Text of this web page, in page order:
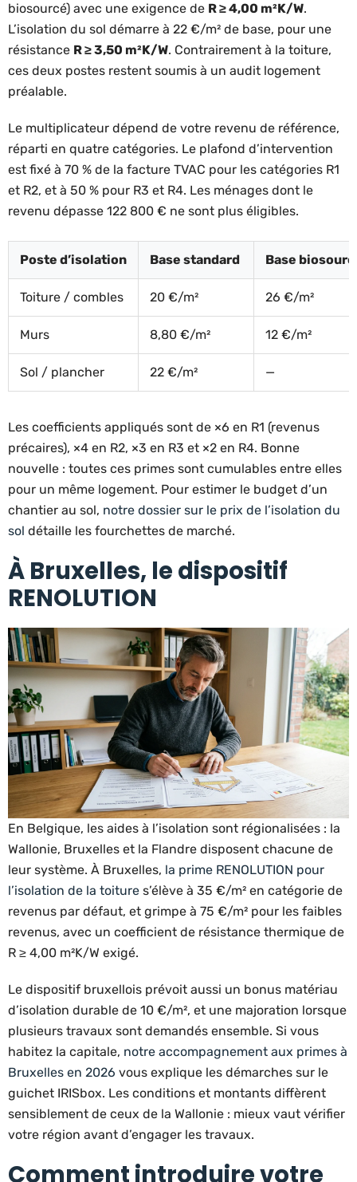
biosourcé) avec une exigence de R ≥ 4,00 m²K/W.
L’isolation du sol démarre à 22 €/m² de base, pour une
résistance R ≥ 3,50 m²K/W. Contrairement à la toiture,
ces deux postes restent soumis à un audit logement
préalable.
Le multiplicateur dépend de votre revenu de référence,
réparti en quatre catégories. Le plafond d’intervention
est fixé à 70 % de la facture TVAC pour les catégories R1
et R2, et à 50 % pour R3 et R4. Les ménages dont le
revenu dépasse 122 800 € ne sont plus éligibles.
Poste d’isolation Base standard Base
Toiture / combles 20 €/m² 26 €/m²
Murs 8,80 €/m² 12 €/m²
Sol / plancher 22 €/m² —
Les coefficients appliqués sont de ×6 en R1 (revenus
précaires), ×4 en R2, ×3 en R3 et ×2 en R4. Bonne
nouvelle : toutes ces primes sont cumulables entre elles
pour un même logement. Pour estimer le budget d’un
chantier au sol, notre dossier sur le prix de l’isolation du
sol détaille les fourchettes de marché.
À Bruxelles, le dispositif
RENOLUTION
En Belgique, les aides à l’isolation sont régionalisées : la
Wallonie, Bruxelles et la Flandre disposent chacune de
leur système. À Bruxelles, la prime RENOLUTION pour
l’isolation de la toiture s’élève à 35 €/m² en catégorie de
revenus par défaut, et grimpe à 75 €/m² pour les faibles
revenus, avec un coefficient de résistance thermique de
R ≥ 4,00 m²K/W exigé.
Le dispositif bruxellois prévoit aussi un bonus matériau
d’isolation durable de 10 €/m², et une majoration lorsque
plusieurs travaux sont demandés ensemble. Si vous
habitez la capitale, notre accompagnement aux primes à
Bruxelles en 2026 vous explique les démarches sur le
guichet IRISbox. Les conditions et montants diffèrent
sensiblement de ceux de la Wallonie : mieux vaut vérifier
votre région avant d’engager les travaux.
Comment introduire votre